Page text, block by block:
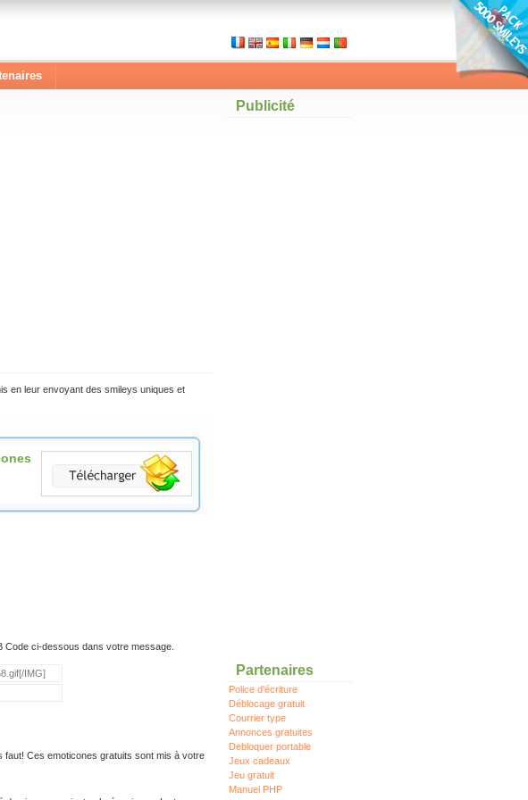
en leur envoyant des smileys uniques et
Code ci-dessous dans votre message.
Ces emoticones gratuits sont mis à votre
Publicité
Partenaires
Police d'écriture
Déblocage gratuit
Courrier type
Annonces gratuites
Debloquer portable
Jeux cadeaux
Jeu gratuit
Manuel PHP